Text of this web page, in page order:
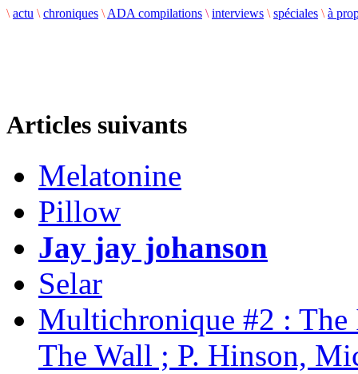
\ actu \ chroniques \ ADA compilations \ interviews \ spéciales \ à
Articles suivants
Melatonine
Pillow
Jay jay johanson
Selar
Multichronique #2 :
The Wall ; P. Hinson,